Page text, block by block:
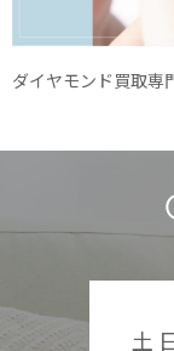
ダイヤモンド買取専
土